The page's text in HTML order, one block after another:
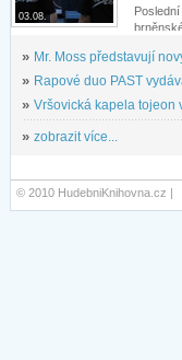
03.08.
» Mr. Moss představují
» Rapové duo PAST
» Vršovická kapela tojeon
» zobrazit více...
© 2010 HudebniKnihovna.cz |